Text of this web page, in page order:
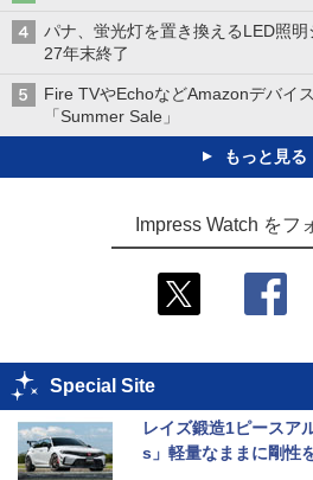
パナ、蛍光灯を置き換えるLED照
27年末終了
Fire TVやEchoなどAmazonデバイ
「Summer Sale」
もっと見る
Impress Watch をフ
Special Site
レイズ鍛造1ピースア
s」軽量なままに剛性